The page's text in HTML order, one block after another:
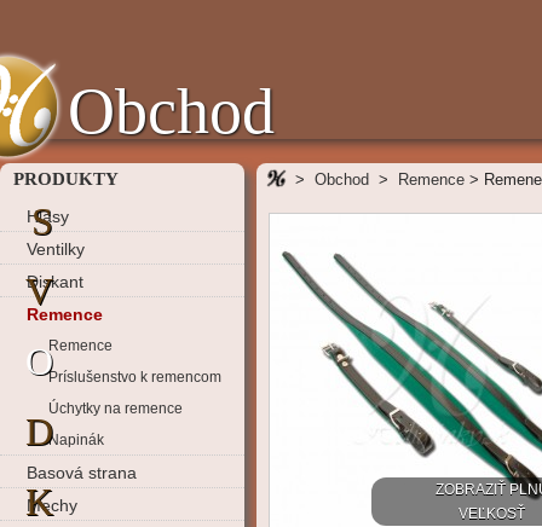
Obchod
PRODUKTY
Hlasy
Ventilky
Diskant
Remence
Remence
Príslušenstvo k remencom
Úchytky na remence
Napinák
Basová strana
Mechy
S
V
O
D
K
> Obchod > Remence >
ZOBRAZIŤ
VEĽKOSŤ